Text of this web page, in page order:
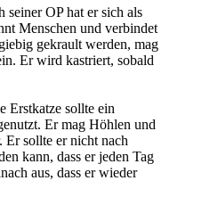
seiner OP hat er sich als
Menschen und verbindet
gekrault werden, mag
Er wird kastriert, sobald
Erstkatze sollte ein
Er mag Höhlen und
Er sollte er nicht nach
kann, dass er jeden Tag
aus, dass er wieder